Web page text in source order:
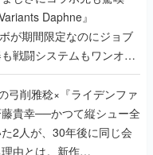
Daphne』
が期間限定なのにジョブ
戦闘システムもワンオフ
由を両ディレクターに聞
弓削雅稔×『ライデンファ
貴幸──かつて縦シュー全
2人が、30年後に同じ会
由とは。新作